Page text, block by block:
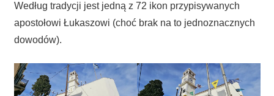
Według tradycji jest jedną z 72 ikon przypisywanych
apostołowi Łukaszowi (choć brak na to jednoznacznych
dowodów).